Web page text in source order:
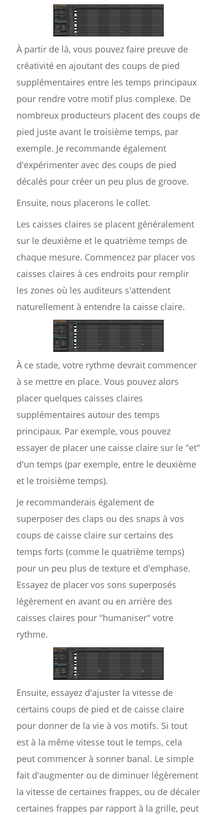
À partir de là, vous pouvez faire preuve de
créativité en ajoutant des coups de pied
supplémentaires entre les temps principaux
pour rendre votre motif plus complexe. De
nombreux producteurs placent des coups de
pied juste avant le troisième temps, par
exemple. Je recommande également
d'expérimenter avec des coups de pied
décalés pour créer un peu plus de groove.
Ensuite, nous placerons le collet.
Les caisses claires se placent généralement
sur le deuxième et le quatrième temps de
chaque mesure. Commencez par placer vos
caisses claires à ces endroits pour remplir
les zones où les auditeurs s'attendent
naturellement à entendre la caisse claire.
À ce stade, votre rythme devrait commencer
à se mettre en place. Vous pouvez alors
placer quelques caisses claires
supplémentaires autour des temps
principaux. Par exemple, vous pouvez
essayer de placer une caisse claire sur le "et"
d'un temps (par exemple, entre le deuxième
et le troisième temps).
Je recommanderais également de
superposer des claps ou des snaps à vos
coups de caisse claire sur certains des
temps forts (comme le quatrième temps)
pour un peu plus de texture et d'emphase.
Essayez de placer vos sons superposés
légèrement en avant ou en arrière des
caisses claires pour "humaniser" votre
rythme.
Ensuite, essayez d'ajuster la vitesse de
certains coups de pied et de caisse claire
pour donner de la vie à vos motifs. Si tout
est à la même vitesse tout le temps, cela
peut commencer à sonner banal. Le simple
fait d'augmenter ou de diminuer légèrement
la vitesse de certaines frappes, ou de décaler
certaines frappes par rapport à la grille, peut